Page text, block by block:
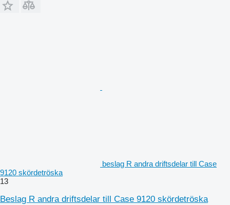
beslag R andra driftsdelar till Case
9120 skördetröska
13
Beslag R andra driftsdelar till Case 9120 skördetröska